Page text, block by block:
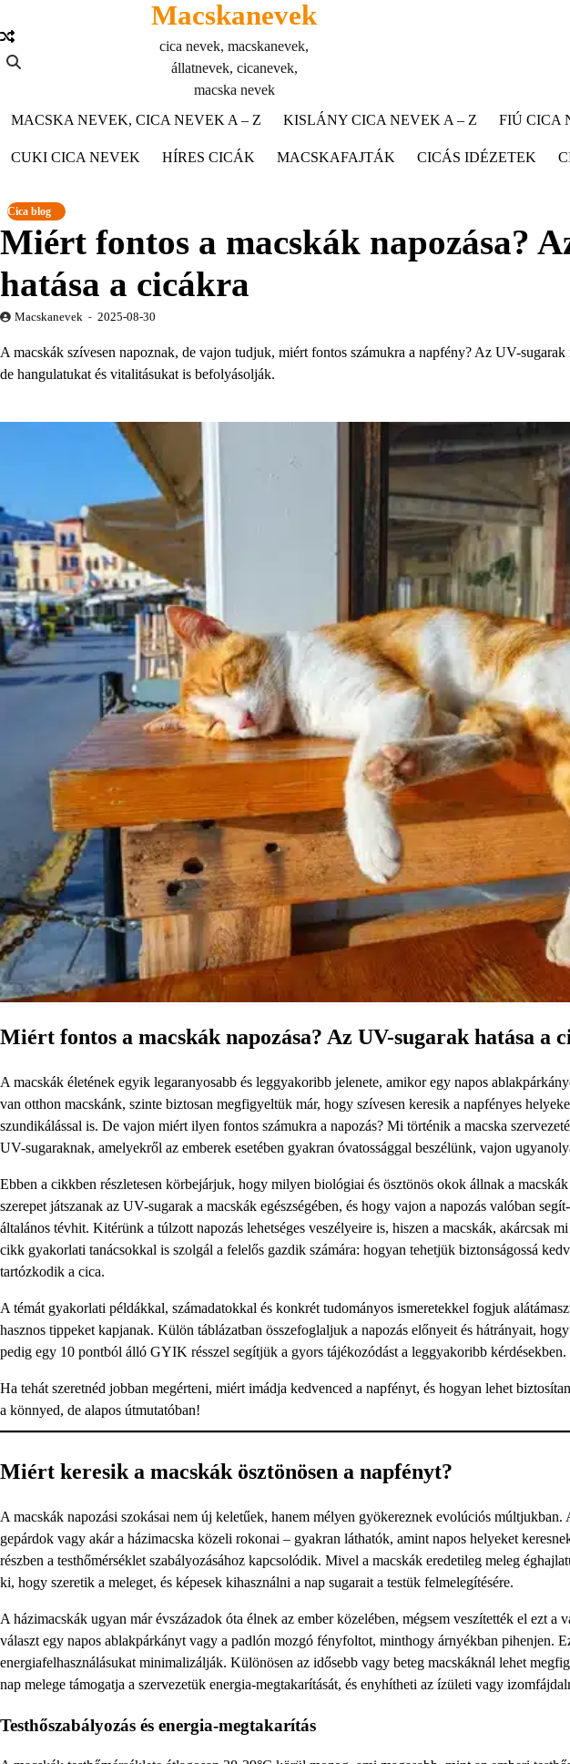
to
content
Macskanevek
cica nevek, macskanevek,
állatnevek, cicanevek,
macska nevek
MACSKA NEVEK, CICA NEVEK A – Z
KISLÁNY CICA NEVEK A – Z FIÚ CICA
CUKI CICA NEVEK HÍRES CICÁK MACSKAFAJTÁK CICÁS IDÉZETEK
Cica blog
Miért fontos a macskák napozása?
hatása a cicákra
Macskanevek 2025-08-30
A macskák szívesen napoznak, de vajon tudjuk, miért fontos számukra a napfény? Az UV-sugarak
de hangulatukat és vitalitásukat is befolyásolják.
Miért fontos a macskák napozása? Az UV-sugarak hatása a
A macskák életének egyik legaranyosabb és leggyakoribb jelenete, amikor egy napos
van otthon macskánk, szinte biztosan megfigyeltük már, hogy szívesen keresik a napfényes
szundikálással is. De vajon miért ilyen fontos számukra a napozás? Mi történik a macska
UV-sugaraknak, amelyekről az emberek esetében gyakran óvatossággal beszélünk, vajon
Ebben a cikkben részletesen körbejárjuk, hogy milyen biológiai és ösztönös okok állnak a
szerepet játszanak az UV-sugarak a macskák egészségében, és hogy vajon a napozás valóban
általános tévhit. Kitérünk a túlzott napozás lehetséges veszélyeire is, hiszen a macskák, akárcsak
cikk gyakorlati tanácsokkal is szolgál a felelős gazdik számára: hogyan tehetjük biztonságossá
tartózkodik a cica.
A témát gyakorlati példákkal, számadatokkal és konkrét tudományos ismeretekkel fogjuk
hasznos tippeket kapjanak. Külön táblázatban összefoglaljuk a napozás előnyeit és hátrányait,
pedig egy 10 pontból álló GYIK résszel segítjük a gyors tájékozódást a leggyakoribb kérdésekben.
Ha tehát szeretnéd jobban megérteni, miért imádja kedvenced a napfényt, és hogyan lehet
a könnyed, de alapos útmutatóban!
Miért keresik a macskák ösztönösen a napfényt?
A macskák napozási szokásai nem új keletűek, hanem mélyen gyökereznek evolúciós
gepárdok vagy akár a házimacska közeli rokonai – gyakran láthatók, amint napos helyeket
részben a testhőmérséklet szabályozásához kapcsolódik. Mivel a macskák eredetileg meleg
ki, hogy szeretik a meleget, és képesek kihasználni a nap sugarait a testük felmelegítésére.
A házimacskák ugyan már évszázadok óta élnek az ember közelében, mégsem veszítették el ezt a
választ egy napos ablakpárkányt vagy a padlón mozgó fényfoltot, minthogy árnyékban pihenjen.
energiafelhasználásukat minimalizálják. Különösen az idősebb vagy beteg macskáknál lehet
nap melege támogatja a szervezetük energia-megtakarítását, és enyhítheti az ízületi vagy
Testhőszabályozás és energia-megtakarítás